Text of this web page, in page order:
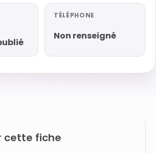
TÉLÉPHONE
Non renseigné
cette fiche